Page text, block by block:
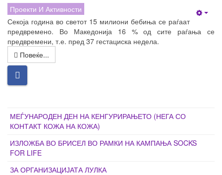
Проекти И Активности
Секоја година во светот 15 милиони бебиња се раѓаат
предвремено. Во Македонија 16 % од сите раѓања се
предвремени, т.е. пред 37 гестациска недела.
Повеќе...
МЕЃУНАРОДЕН ДЕН НА КЕНГУРИРАЊЕТО (НЕГА СО
КОНТАКТ КОЖА НА КОЖА)
ИЗЛОЖБА ВО БРИСЕЛ ВО РАМКИ НА КАМПАЊА SOCKS
FOR LIFE
ЗА ОРГАНИЗАЦИЈАТА ЛУЛКА